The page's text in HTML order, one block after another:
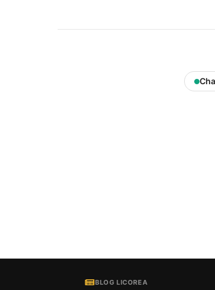
BLOG LICOREA